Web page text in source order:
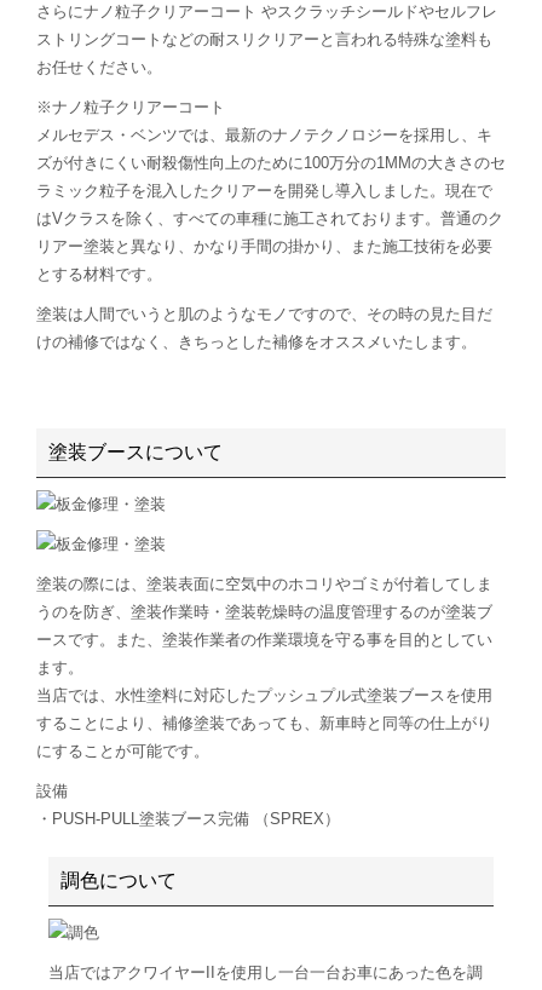
さらにナノ粒子クリアーコート やスクラッチシールドやセルフレ
ストリングコートなどの耐スリクリアーと言われる特殊な塗料も
お任せください。
※ナノ粒子クリアーコート
メルセデス・ベンツでは、最新のナノテクノロジーを採用し、キ
ズが付きにくい耐殺傷性向上のために100万分の1MMの大きさのセ
ラミック粒子を混入したクリアーを開発し導入しました。現在で
はVクラスを除く、すべての車種に施工されております。普通のク
リアー塗装と異なり、かなり手間の掛かり、また施工技術を必要
とする材料です。
塗装は人間でいうと肌のようなモノですので、その時の見た目だ
けの補修ではなく、きちっとした補修をオススメいたします。
塗装ブースについて
塗装の際には、塗装表面に空気中のホコリやゴミが付着してしま
うのを防ぎ、塗装作業時・塗装乾燥時の温度管理するのが塗装ブ
ースです。また、塗装作業者の作業環境を守る事を目的としてい
ます。
当店では、水性塗料に対応したプッシュプル式塗装ブースを使用
することにより、補修塗装であっても、新車時と同等の仕上がり
にすることが可能です。
設備
・PUSH-PULL塗装ブース完備 （SPREX）
調色について
当店ではアクワイヤーIIを使用し一台一台お車にあった色を調